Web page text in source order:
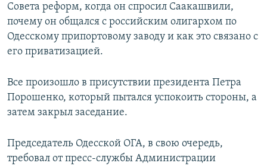
Совета реформ, когда он спросил Саакашвили,
почему он общался с российским олигархом по
Одесскому припортовому заводу и как это связано с
его приватизацией.
Все произошло в присутствии президента Петра
Порошенко, который пытался успокоить стороны, а
затем закрыл заседание.
Председатель Одесской ОГА, в свою очередь,
требовал от пресс-службы Администрации